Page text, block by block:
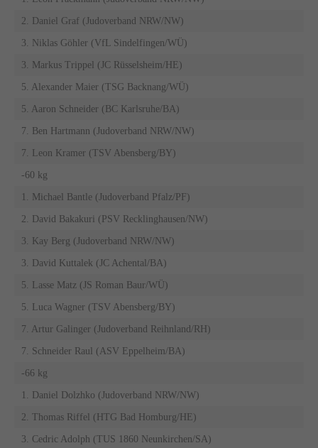
2. Daniel Graf (Judoverband NRW/NW)
3. Niklas Göhler (VfL Sindelfingen/WÜ)
3. Markus Trippel (JC Rüsselsheim/HE)
5. Alexander Maier (TSG Backnang/WÜ)
5. Aaron Schneider (BC Karlsruhe/BA)
7. Ben Hartmann (Judoverband NRW/NW)
7. Leon Kramer (TSV Abensberg/BY)
-60 kg
1. Michael Bantle (Judoverband Pfalz/PF)
2. David Bakakuri (PSV Recklinghausen/NW)
3. Kay Berg (Judoverband NRW/NW)
3. David Kuttalek (JC Achental/BA)
5. Lasse Matz (JS Roman Baur/WÜ)
5. Luca Wagner (TSV Abensberg/BY)
7. Artur Galinger (Judoverband Reihnland/RH)
7. Schneider Raul (ASV Eppelheim/BA)
-66 kg
1. Daniel Dolzhko (Judoverband NRW/NW)
2. Thomas Riffel (HTG Bad Homburg/HE)
3. Cedric Adolph (TUS 1860 Neunkirchen/SA)